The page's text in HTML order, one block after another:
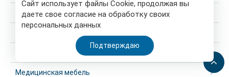
Сайт использует файлы Cookie, продолжая вы
даете свое согласие на обработку своих
персональных данных
Подтверждаю
Травмотология
Медицинская мебель